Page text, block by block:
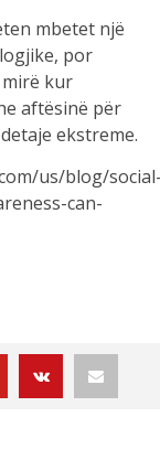
mbetet një
por
kur
aftësinë për
ekstreme.
us/blog/
can-